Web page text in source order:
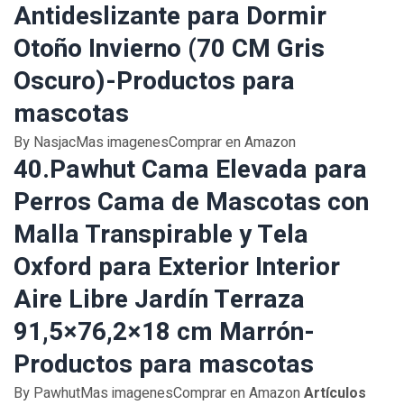
Antideslizante para Dormir
Otoño Invierno (70 CM Gris
Oscuro)-Productos para
mascotas
By NasjacMas imagenesComprar en Amazon
40.Pawhut Cama Elevada para
Perros Cama de Mascotas con
Malla Transpirable y Tela
Oxford para Exterior Interior
Aire Libre Jardín Terraza
91,5×76,2×18 cm Marrón-
Productos para mascotas
By PawhutMas imagenesComprar en AmazonArtículos